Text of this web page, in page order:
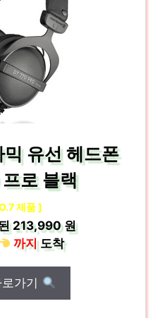
유선 헤드폰
로 블랙
제품 ]
213,990 원
까지도착
가기